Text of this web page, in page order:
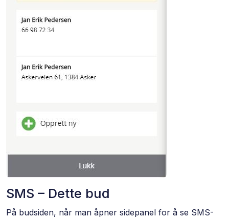
SMS – Dette bud
På budsiden, når man åpner sidepanel for å se SMS-